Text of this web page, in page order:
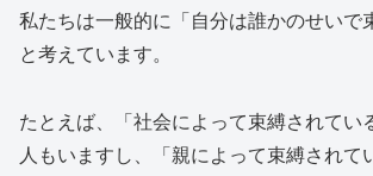
私たちは一般的に「自分は誰かのせいで
と考えています。
たとえば、「社会によって束縛されてい
人もいますし、「親によって束縛されて